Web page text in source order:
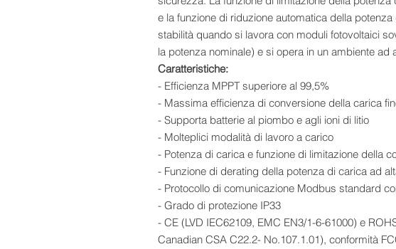
e la funzione di riduzione automatica della
stabilità quando si lavora con moduli fotovoltaici
la potenza nominale) e si opera in un ambiente ad
Caratteristiche:
- Efficienza MPPT superiore al 99,5%
- Massima efficienza di conversione della carica
- Supporta batterie al piombo e agli ioni di litio
- Molteplici modalità di lavoro a carico
- Potenza di carica e funzione di limitazione della
- Funzione di derating della potenza di carica ad
- Protocollo di comunicazione Modbus standard
- Grado di protezione IP33
- CE (LVD IEC62109, EMC EN3/1-6-61000) e
Canadian CSA C22.2- No.107.1.01), conformità